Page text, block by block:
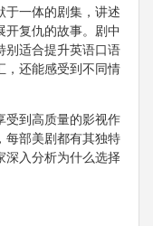
于一体的剧集，讲述
复仇的故事。剧中
别适合提升英语口语
，还能感受到不同情
受到高质量的影视作
每部美剧都有其独特
深入分析为什么选择